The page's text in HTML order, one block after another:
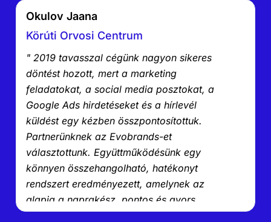
Okulov Jaana
Körúti Orvosi Centrum
" 2019 tavasszal cégünk nagyon sikeres
döntést hozott, mert a marketing
feladatokat, a social media posztokat, a
Google Ads hirdetéseket és a hírlevél
küldést egy kézben összpontosítottuk.
Partnerünknek az Evobrands-et
választottunk. Együttműködésünk egy
könnyen összehangolható, hatékonyt
rendszert eredményezett, amelynek az
alapja a naprakész, pontos és gyors
ügyintézés. Köszönet az Evobrands-nak! "